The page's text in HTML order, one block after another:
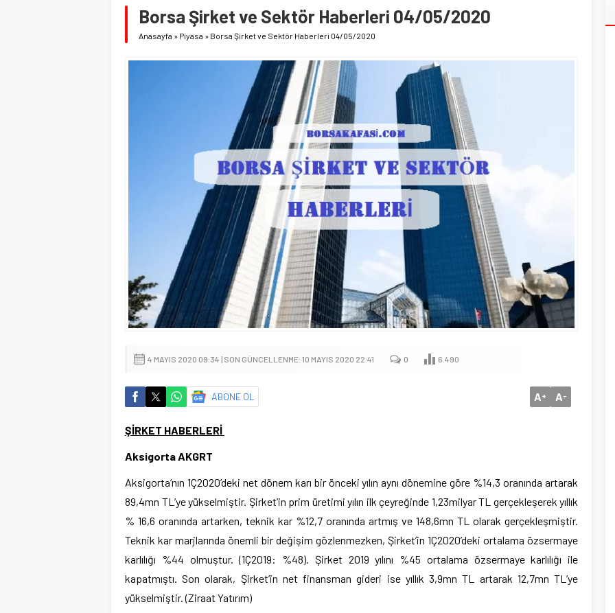
Borsa Şirket ve Sektör Haberleri 04/05/2020
Anasayfa » Piyasa » Borsa Şirket ve Sektör Haberleri 04/05/2020
4 MAYIS 2020 09:34 | SON GÜNCELLENME: 10 MAYIS 2020 22:41 0 6.490
ABONE OL A+ A-
ŞİRKET HABERLERİ
Aksigorta AKGRT
Aksigorta’nın 1Ç2020’deki net dönem karı bir önceki yılın aynı dönemine göre %14,3 oranında artarak
89,4mn TL’ye yükselmiştir. Şirket’in prim üretimi yılın ilk çeyreğinde 1,23milyar TL gerçekleşerek yıllık
% 16,6 oranında artarken, teknik kar %12,7 oranında artmış ve 148,6mn TL olarak gerçekleşmiştir.
Teknik kar marjlarında önemli bir değişim gözlenmezken, Şirket’in 1Ç2020’deki ortalama özsermaye
karlılığı %44 olmuştur. (1Ç2019: %48). Şirket 2019 yılını %45 ortalama özsermaye karlılığı ile
kapatmıştı. Son olarak, Şirket’in net finansman gideri ise yıllık 3,9mn TL artarak 12,7mn TL’ye
yükselmiştir. (Ziraat Yatırım)